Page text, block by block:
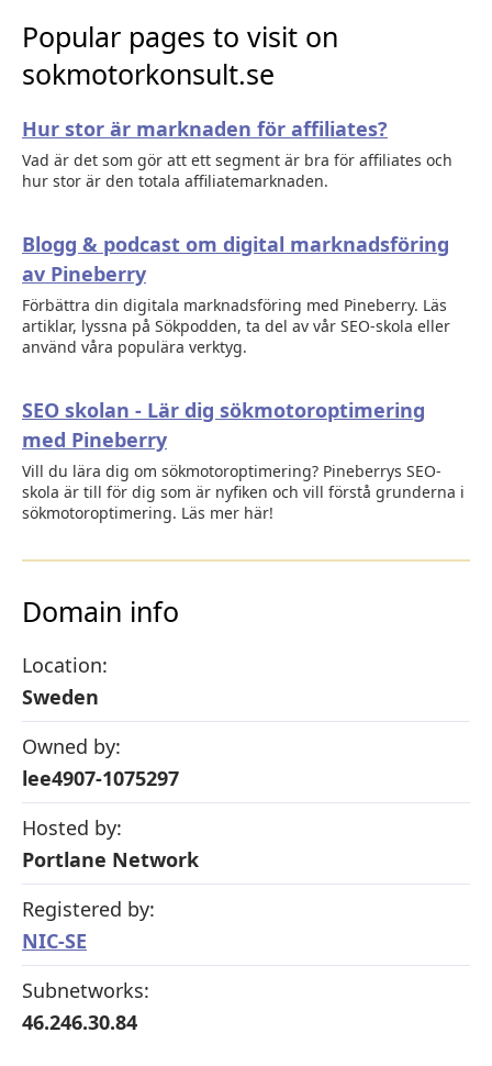
Popular pages to visit on
sokmotorkonsult.se
Hur stor är marknaden för affiliates?
Vad är det som gör att ett segment är bra för affiliates och
hur stor är den totala affiliatemarknaden.
Blogg & podcast om digital marknadsföring
av Pineberry
Förbättra din digitala marknadsföring med Pineberry. Läs
artiklar, lyssna på Sökpodden, ta del av vår SEO-skola eller
använd våra populära verktyg.
SEO skolan - Lär dig sökmotoroptimering
med Pineberry
Vill du lära dig om sökmotoroptimering? Pineberrys SEO-
skola är till för dig som är nyfiken och vill förstå grunderna i
sökmotoroptimering. Läs mer här!
Domain info
Location:
Sweden
Owned by:
lee4907-1075297
Hosted by:
Portlane Network
Registered by:
NIC-SE
Subnetworks:
46.246.30.84